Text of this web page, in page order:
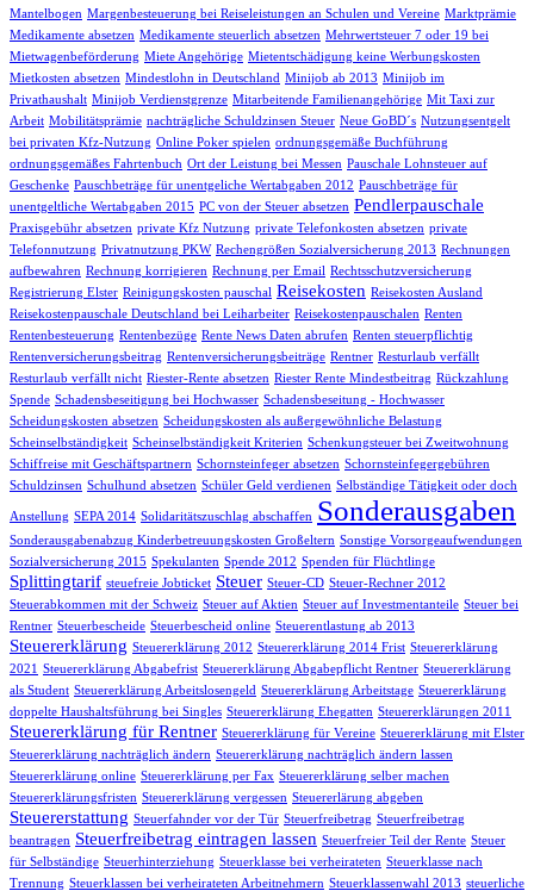
Mantelbogen Margenbesteuerung bei Reiseleistungen an Schulen und Vereine Marktprämie
Medikamente absetzen Medikamente steuerlich absetzen Mehrwertsteuer 7 oder 19 bei
Mietwagenbeförderung Miete Angehörige Mietentschädigung keine Werbungskosten
Mietkosten absetzen Mindestlohn in Deutschland Minijob ab 2013 Minijob im
Privathaushalt Minijob Verdienstgrenze Mitarbeitende Familienangehörige Mit Taxi zur
Arbeit Mobilitätsprämie nachträgliche Schuldzinsen Steuer Neue GoBD´s Nutzungsentgelt
bei privaten Kfz-Nutzung Online Poker spielen ordnungsgemäße Buchführung
ordnungsgemäßes Fahrtenbuch Ort der Leistung bei Messen Pauschale Lohnsteuer auf
Geschenke Pauschbeträge für unentgeliche Wertabgaben 2012 Pauschbeträge für
unentgeltliche Wertabgaben 2015 PC von der Steuer absetzen Pendlerpauschale
Praxisgebühr absetzen private Kfz Nutzung private Telefonkosten absetzen private
Telefonnutzung Privatnutzung PKW Rechengrößen Sozialversicherung 2013 Rechnungen
aufbewahren Rechnung korrigieren Rechnung per Email Rechtsschutzversicherung
Registrierung Elster Reinigungskosten pauschal Reisekosten Reisekosten Ausland
Reisekostenpauschale Deutschland bei Leiharbeiter Reisekostenpauschalen Renten
Rentenbesteuerung Rentenbezüge Rente News Daten abrufen Renten steuerpflichtig
Rentenversicherungsbeitrag Rentenversicherungsbeiträge Rentner Resturlaub verfällt
Resturlaub verfällt nicht Riester-Rente absetzen Riester Rente Mindestbeitrag Rückzahlung
Spende Schadensbeseitigung bei Hochwasser Schadensbeseitung - Hochwasser
Scheidungskosten absetzen Scheidungskosten als außergewöhnliche Belastung
Scheinselbständigkeit Scheinselbständigkeit Kriterien Schenkungsteuer bei Zweitwohnung
Schiffreise mit Geschäftspartnern Schornsteinfeger absetzen Schornsteinfegergebühren
Schuldzinsen Schulhund absetzen Schüler Geld verdienen Selbständige Tätigkeit oder doch
Anstellung SEPA 2014 Solidaritätszuschlag abschaffen Sonderausgaben
Sonderausgabenabzug Kinderbetreuungskosten Großeltern Sonstige Vorsorgeaufwendungen
Sozialversicherung 2015 Spekulanten Spende 2012 Spenden für Flüchtlinge
Splittingtarif steuefreie Jobticket Steuer Steuer-CD Steuer-Rechner 2012
Steuerabkommen mit der Schweiz Steuer auf Aktien Steuer auf Investmentanteile Steuer bei
Rentner Steuerbescheide Steuerbescheid online Steuerentlastung ab 2013
Steuererklärung Steuererklärung 2012 Steuererklärung 2014 Frist Steuererklärung
2021
Steuererklärung Abgabefrist Steuererklärung Abgabepflicht Rentner Steuererklärung
als Student Steuererklärung Arbeitslosengeld Steuererklärung Arbeitstage Steuererklärung
doppelte Haushaltsführung bei Singles Steuererklärung Ehegatten Steuererklärungen 2011
Steuererklärung für Rentner Steuererklärung für Vereine Steuererklärung mit Elster
Steuererklärung nachträglich ändern Steuererklärung nachträglich ändern lassen
Steuererklärung online Steuererklärung per Fax Steuererklärung selber machen
Steuererklärungsfristen Steuererklärung vergessen Steuererlärung abgeben
Steuererstattung Steuerfahnder vor der Tür Steuerfreibetrag Steuerfreibetrag
beantragen Steuerfreibetrag eintragen lassen Steuerfreier Teil der Rente Steuer
für Selbständige Steuerhinterziehung Steuerklasse bei verheirateten Steuerklasse nach
Trennung Steuerklassen bei verheirateten Arbeitnehmern Steuerklassenwahl 2013 steuerliche